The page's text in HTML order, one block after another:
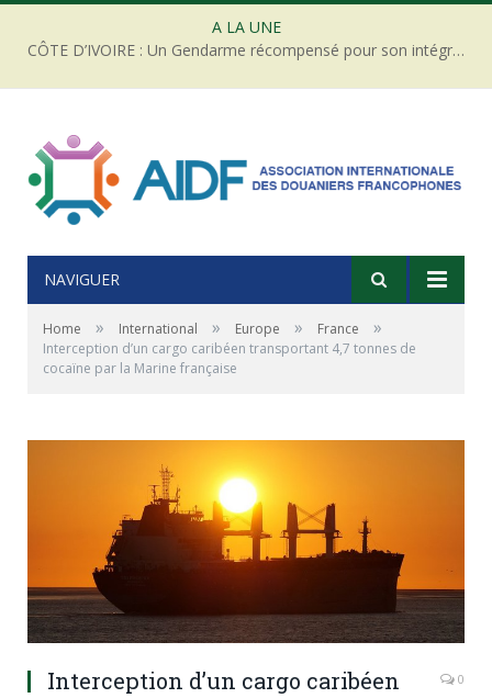
A LA UNE
CÔTE D’IVOIRE : Un Gendarme récompensé pour son intégrité face à une tentative de corruption
NAVIGUER
Home » International » Europe » France »
Interception d’un cargo caribéen transportant 4,7 tonnes de
cocaïne par la Marine française
Interception d’un cargo caribéen
0